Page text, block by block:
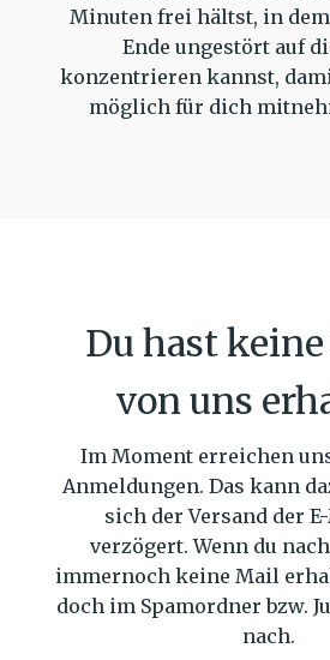
Minuten frei hältst, in
Ende ungestört auf
konzentrieren kannst,
möglich für dich
Du hast
von uns
Im Moment erreichen
Anmeldungen. Das kann
sich der Versand der
verzögert. Wenn du
immernoch keine Mail
doch im Spamordner bzw.
nach.